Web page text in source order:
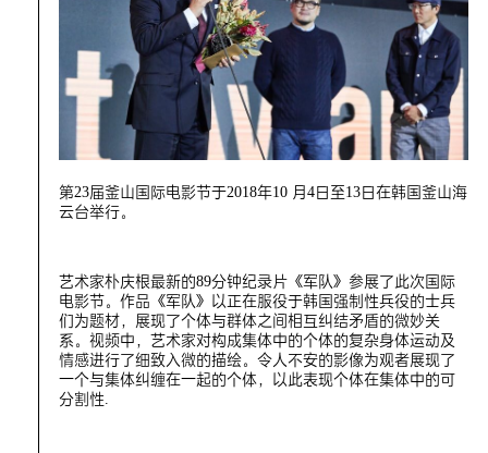
第23届釜山国际电影节于2018年10 月4日至13日在韩国釜山海
云台举行。
艺术家朴庆根最新的89分钟纪录片《军队》参展了此次国际
电影节。作品《军队》以正在服役于韩国强制性兵役的士兵
们为题材，展现了个体与群体之间相互纠结矛盾的微妙关
系。视频中，艺术家对构成集体中的个体的复杂身体运动及
情感进行了细致入微的描绘。令人不安的影像为观者展现了
一个与集体纠缠在一起的个体，以此表现个体在集体中的可
分割性.